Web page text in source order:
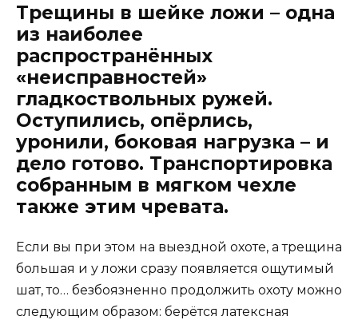
Трещины в шейке ложи – одна
из наиболее
распространённых
«неисправностей»
гладкоствольных ружей.
Оступились, опёрлись,
уронили, боковая нагрузка – и
дело готово. Транспортировка
собранным в мягком чехле
также этим чревата.
Если вы при этом на выездной охоте, а трещина
большая и у ложи сразу появляется ощутимый
шат, то… безбоязненно продолжить охоту можно
следующим образом: берётся латексная